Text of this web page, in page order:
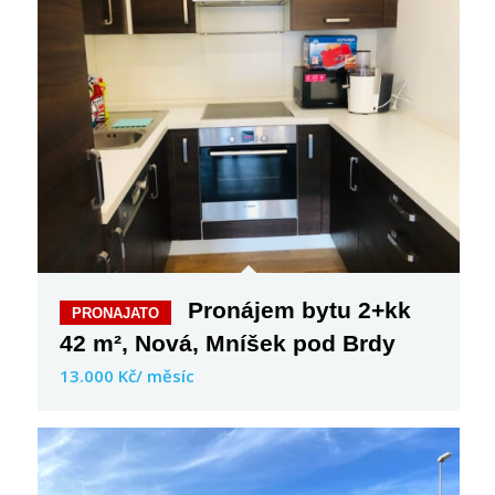
Pronájem bytu 2+kk
42 m², Nová, Mníšek pod Brdy
13.000 Kč/ měsíc